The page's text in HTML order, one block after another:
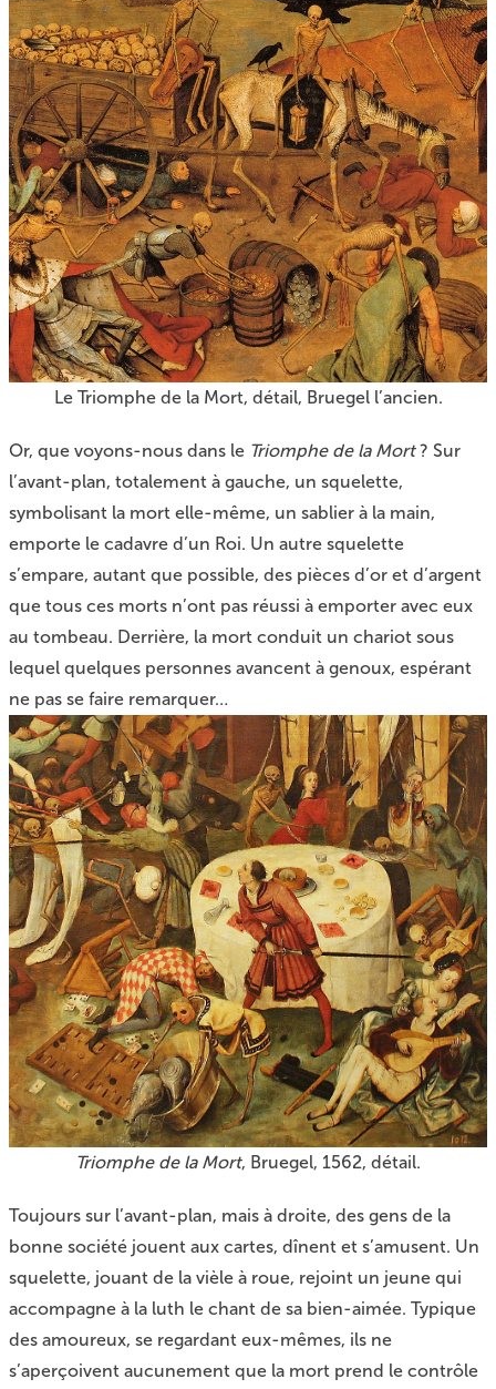
Le Triomphe de la Mort, détail, Bruegel l’ancien.
Or, que voyons-nous dans le Triomphe de la Mort? Sur
l’avant-plan, totalement à gauche, un squelette,
symbolisant la mort elle-même, un sablier à la main,
emporte le cadavre d’un Roi. Un autre squelette
s’empare, autant que possible, des pièces d’or et d’argent
que tous ces morts n’ont pas réussi à emporter avec eux
au tombeau. Derrière, la mort conduit un chariot sous
lequel quelques personnes avancent à genoux, espérant
ne pas se faire remarquer…
Triomphe de la Mort, Bruegel, 1562, détail.
Toujours sur l’avant-plan, mais à droite, des gens de la
bonne société jouent aux cartes, dînent et s’amusent. Un
squelette, jouant de la vièle à roue, rejoint un jeune qui
accompagne à la luth le chant de sa bien-aimée. Typique
des amoureux, se regardant eux-mêmes, ils ne
s’aperçoivent aucunement que la mort prend le contrôle